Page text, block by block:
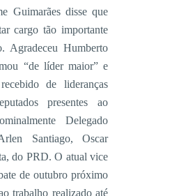
Guimarães disse que
cargo tão importante
Agradeceu Humberto
“de líder maior” e
de lideranças
presentes ao
Delegado
Santiago, Oscar
do PRD. O atual vice
de outubro próximo
trabalho realizado até